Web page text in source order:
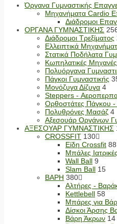
Όργανα Γυμναστικής
Μηχανήματα Cardio
Διάδρομοι
ΟΡΓΑΝΑ ΓΥΜΝΑΣΤΙΚΗΣ
Διάδρομοι Τρεξίματος
Ελλειπτικά
Στατικά Ποδήλατα
Κωπηλατικές Μηχανές
Πολυόργανα
Πάγκοι Γυμναστικής
Μονόζυγα Δίζυγα 4
Steppers -
Ορθοστάτες Πάγκου
Πολυθρόνες Μασάζ 4
Αξεσουάρ Οργάνων
ΑΞΕΣΟΥΑΡ ΓΥΜΝΑΣΤΙΚΗΣ
CROSSFIT 130
Είδη Crossfit 88
Μπάλες
Wall Ball 9
Slam Ball 15
ΒΑΡΗ 380
Αλτήρες -
Kettlebell 58
Μπάρες για
Δίσκοι Άρσης
Βάρη Άκρων 14